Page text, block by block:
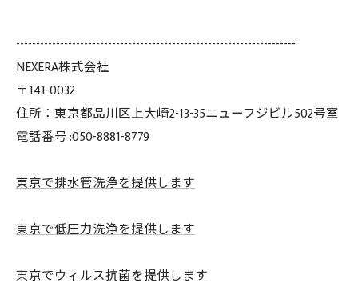
----------------------------------------------------------------------
NEXERA株式会社
〒141-0032
住所：東京都品川区上大崎2-13-35ニューフジビル502号室
電話番号 :050-8881-8779
東京で排水管洗浄を提供します
東京で低圧力洗浄を提供します
東京でウィルス抗菌を提供します